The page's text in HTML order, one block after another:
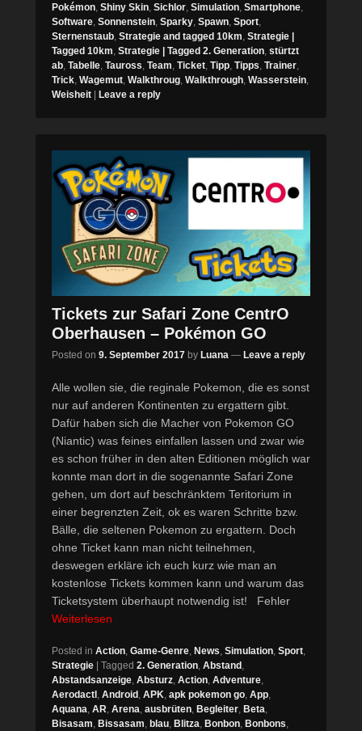
Pokémon, Shiny Skin, Sichlor, Simulation, Smartphone,
Software, Sonnenstein, Sparky, Spawn, Sport,
Sternenstaub, Strategie and tagged 10km, Strategie |
Tagged 10km, Strategie | Tagged 2. Generation, stürtzt
ab, Tabelle, Tauross, Team, Ticket, Tipp, Tipps, Trainer,
Trick, Wagemut, Walkthroug, Walkthrough, Wasserstein,
Weisheit
Leave a reply
Tickets zur Safari Zone CentrO
Oberhausen – Pokémon GO
Posted on 9. September 2017 by Luana — Leave a reply
Alle wollen sie, die reginale Pokemon, die es sonst
nur auf anderen Kontinenten zu ergattern gibt.
Dafür haben sich die Macher von Pokemon GO
(Niantic) was feines einfallen lassen und zwar wie
es schon früher in den alten Editionen möglich war
konnte man dort in die sogenannte Safari Zone
gehen, um dort auf beschränktem Teritorium in
einer begrenzten Zeit, ok es waren Schritte bzw.
Bälle, die seltenen Pokemon zu ergattern. Doch
ohne Ticket kann man nicht teilnehmen,
deswegen erkläre ich euch kurz wie man an
kostenlose Tickets kommen kann und warum das
Ticketsystem überhaupt notwendig ist! Fehler
Weiterlesen
Posted in Action, Game-Genre, News, Simulation, Sport,
Strategie
Tagged 2. Generation, Abstand ,
Abstandsanzeige, Absturz, Action, Adventure,
Aerodactl , Android , APK, apk pokemon go, App,
Aquana, AR, Arena, ausbrüten, Begleiter, Beta,
Bisasam, Bissasam, blau, Blitza, Bonbon, Bonbons,